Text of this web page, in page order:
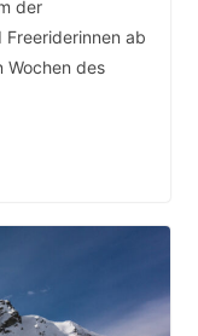
der
ab
Wochen des